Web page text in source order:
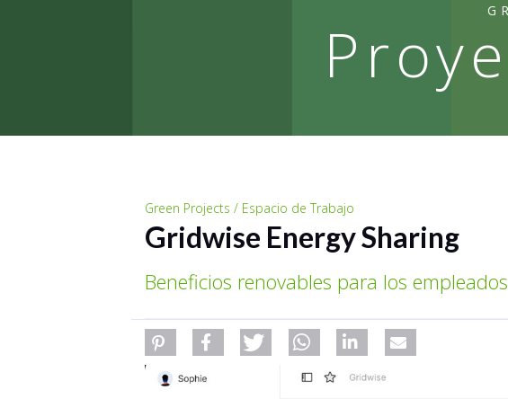
Green Projects / Espacio de Trabajo
Gridwise Energy Sharing
Beneficios renovables para los